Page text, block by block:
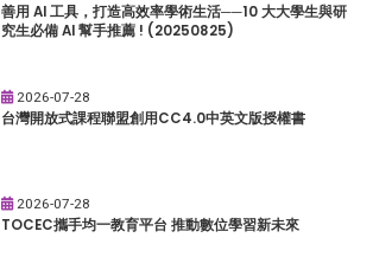
善用 AI 工具，打造高效率學術生活──10 大大學生與研
究生必備 AI 幫手推薦 ! (20250825)
2026-07-28
台灣開放式課程聯盟創用CC4.0中英文版授權書
2026-07-28
TOCEC攜手均一教育平台 推動數位學習新未來